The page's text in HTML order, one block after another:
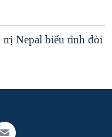
trị Nepal biểu tình đòi